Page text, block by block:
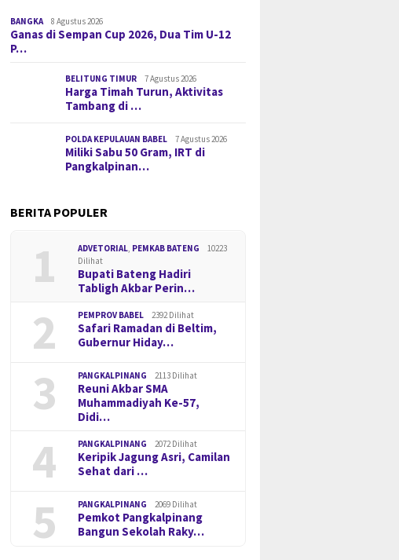
BANGKA 8 Agustus 2026
Ganas di Sempan Cup 2026, Dua Tim U-12
P…
BELITUNG TIMUR 7 Agustus 2026
Harga Timah Turun, Aktivitas
Tambang di …
POLDA KEPULAUAN BABEL 7 Agustus 2026
Miliki Sabu 50 Gram, IRT di
Pangkalpinan…
BERITA POPULER
1 ADVETORIAL, PEMKAB BATENG
10223
Dilihat
Bupati Bateng Hadiri
Tabligh Akbar Perin…
2 PEMPROV BABEL 2392 Dilihat
Safari Ramadan di Beltim,
Gubernur Hiday…
3 PANGKALPINANG 2113 Dilihat
Reuni Akbar SMA
Muhammadiyah Ke-57,
Didi…
4 PANGKALPINANG 2072 Dilihat
Keripik Jagung Asri, Camilan
Sehat dari …
5 PANGKALPINANG 2069 Dilihat
Pemkot Pangkalpinang
Bangun Sekolah Raky…